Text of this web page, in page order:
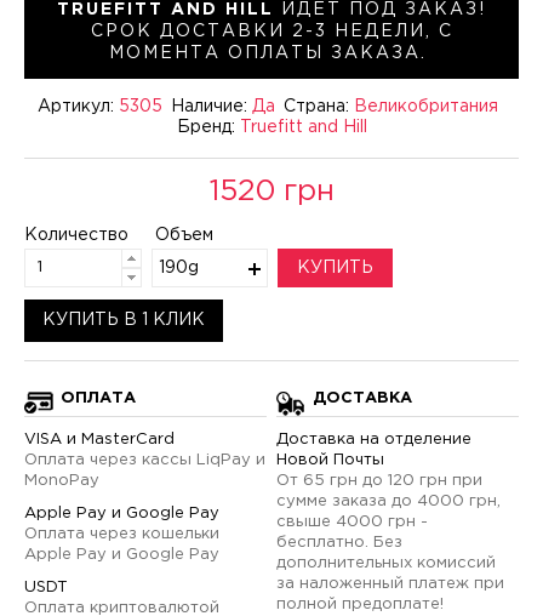
TRUEFITT AND HILL
ИДЕТ ПОД ЗАКАЗ!
СРОК ДОСТАВКИ 2-3 НЕДЕЛИ, С
МОМЕНТА ОПЛАТЫ ЗАКАЗА.
Артикул: 5305 Наличие: Да Страна:
Великобритания
Бренд:
Truefitt and Hill
1520 грн
Количество Объем
190g КУПИТЬ
КУПИТЬ В 1 КЛИК
ОПЛАТА
VISA и MasterCard
Оплата через кассы LiqPay и
MonoPay
Apple Pay и Google Pay
Оплата через кошельки
Apple Pay и Google Pay
USDT
Оплата криптовалютой
ДОСТАВКА
Доставка на отделение
Новой Почты
От 65 грн до 120 грн при
сумме заказа до 4000 грн,
свыше 4000 грн -
бесплатно. Без
дополнительных комиссий
за наложенный платеж при
полной предоплате!